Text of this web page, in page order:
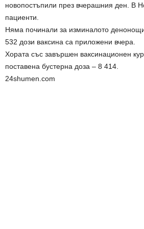
новопостъпили през вчерашния ден. В
пациенти.
Няма починали за изминалото
532 дози ваксина са приложени вчера.
Хората със завършен ваксинационен
поставена бустерна доза – 8 414.
24shumen.com